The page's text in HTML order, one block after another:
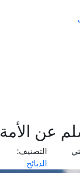
عن الأمة
التصنيف:
الذبائح